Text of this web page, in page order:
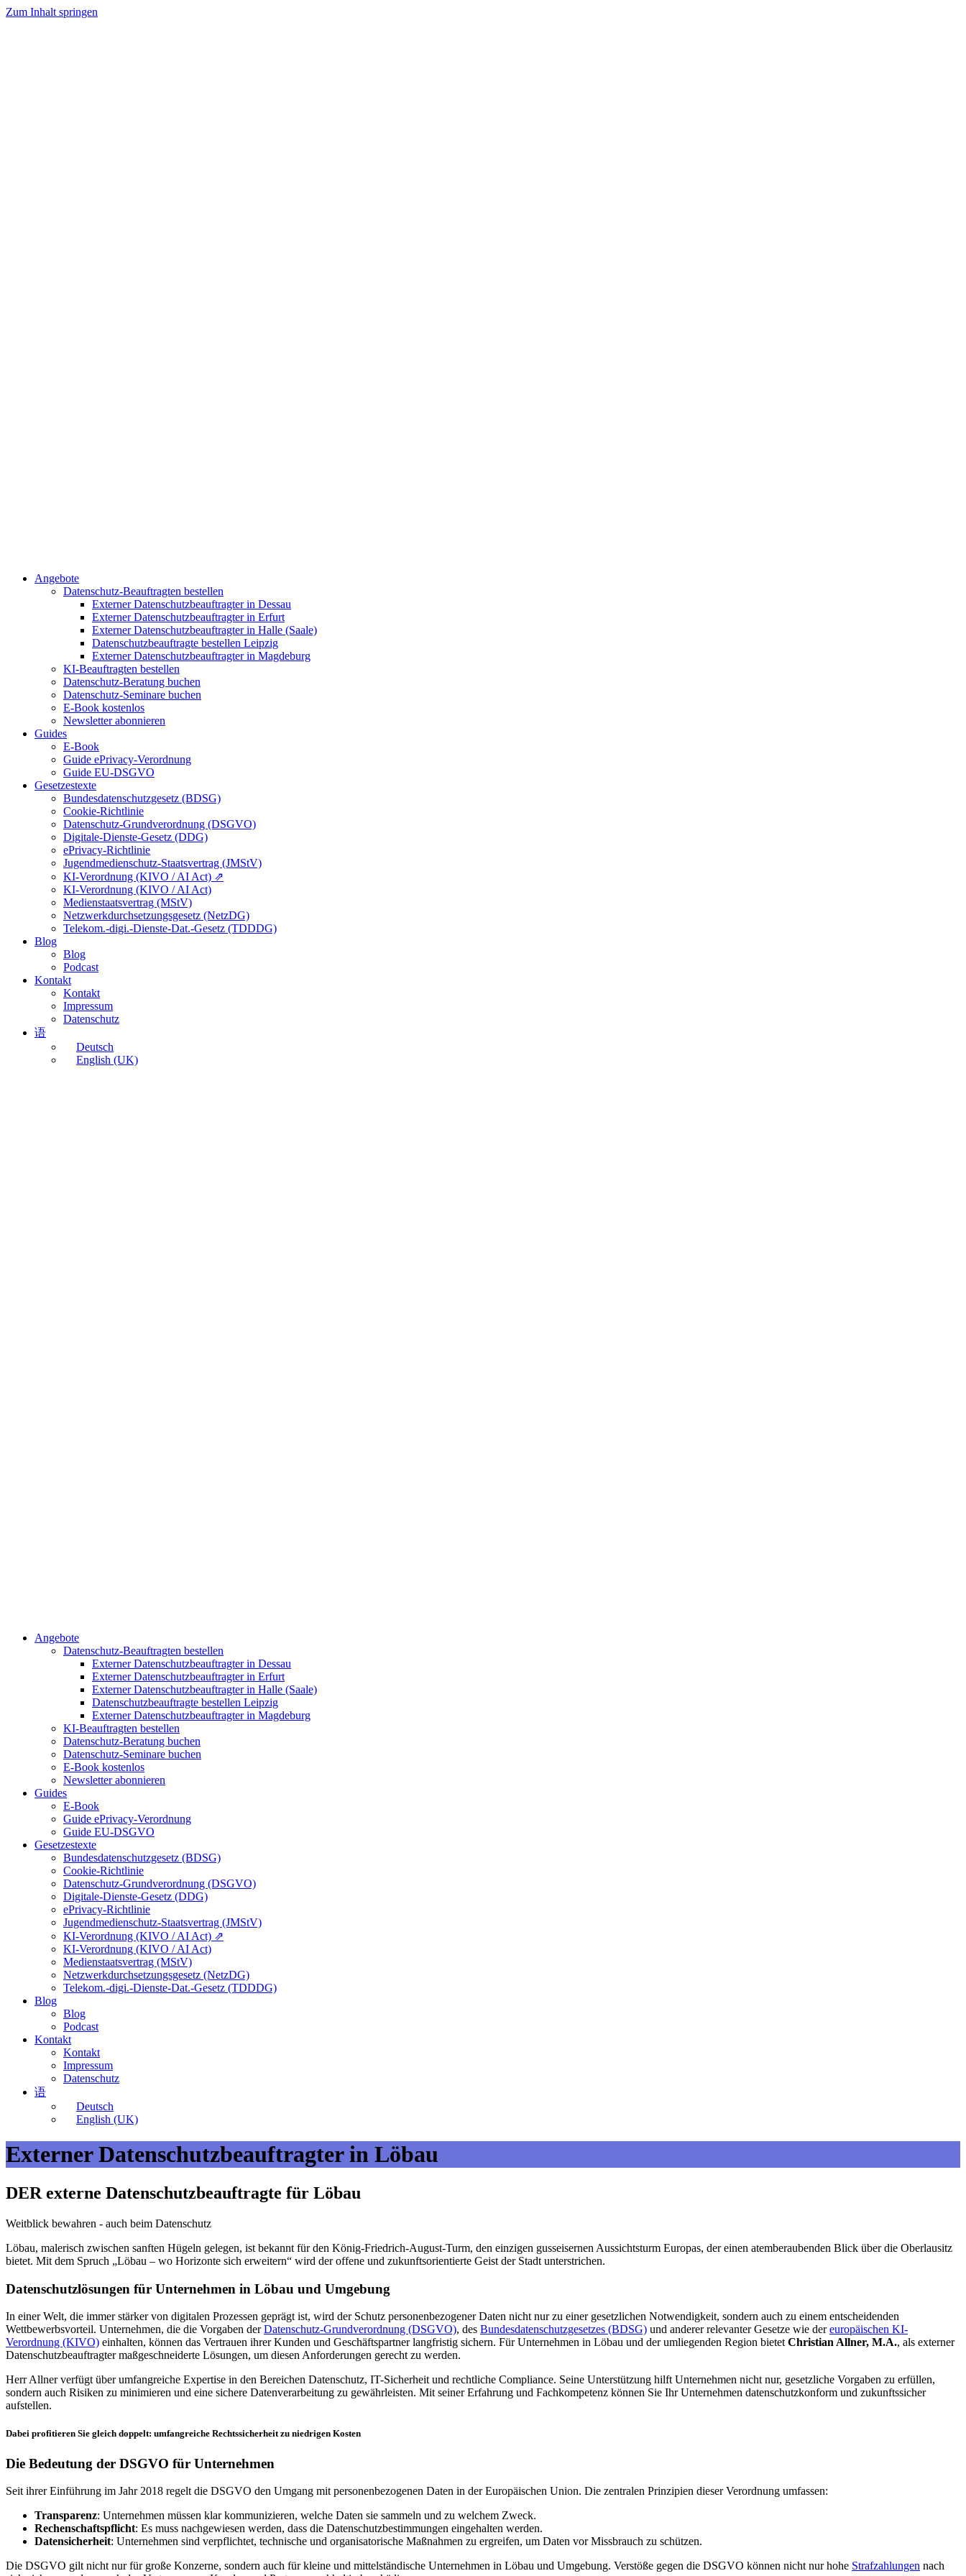
Zum Inhalt springen
Angebote
Datenschutz-Beauftragten bestellen
Externer Datenschutzbeauftragter in Dessau
Externer Datenschutzbeauftragter in Erfurt
Externer Datenschutzbeauftragter in Halle (Saale)
Datenschutzbeauftragte bestellen Leipzig
Externer Datenschutzbeauftragter in Magdeburg
KI-Beauftragten bestellen
Datenschutz-Beratung buchen
Datenschutz-Seminare buchen
E-Book kostenlos
Newsletter abonnieren
Guides
E-Book
Guide ePrivacy-Verordnung
Guide EU-DSGVO
Gesetzestexte
Bundesdatenschutzgesetz (BDSG)
Cookie-Richtlinie
Datenschutz-Grundverordnung (DSGVO)
Digitale-Dienste-Gesetz (DDG)
ePrivacy-Richtlinie
Jugendmedienschutz-Staatsvertrag (JMStV)
KI-Verordnung (KIVO / AI Act) ⇗
KI-Verordnung (KIVO / AI Act)
Medienstaatsvertrag (MStV)
Netzwerkdurchsetzungsgesetz (NetzDG)
Telekom.-digi.-Dienste-Dat.-Gesetz (TDDDG)
Blog
Blog
Podcast
Kontakt
Kontakt
Impressum
Datenschutz
语
Deutsch
English (UK)
Angebote
Datenschutz-Beauftragten bestellen
Externer Datenschutzbeauftragter in Dessau
Externer Datenschutzbeauftragter in Erfurt
Externer Datenschutzbeauftragter in Halle (Saale)
Datenschutzbeauftragte bestellen Leipzig
Externer Datenschutzbeauftragter in Magdeburg
KI-Beauftragten bestellen
Datenschutz-Beratung buchen
Datenschutz-Seminare buchen
E-Book kostenlos
Newsletter abonnieren
Guides
E-Book
Guide ePrivacy-Verordnung
Guide EU-DSGVO
Gesetzestexte
Bundesdatenschutzgesetz (BDSG)
Cookie-Richtlinie
Datenschutz-Grundverordnung (DSGVO)
Digitale-Dienste-Gesetz (DDG)
ePrivacy-Richtlinie
Jugendmedienschutz-Staatsvertrag (JMStV)
KI-Verordnung (KIVO / AI Act) ⇗
KI-Verordnung (KIVO / AI Act)
Medienstaatsvertrag (MStV)
Netzwerkdurchsetzungsgesetz (NetzDG)
Telekom.-digi.-Dienste-Dat.-Gesetz (TDDDG)
Blog
Blog
Podcast
Kontakt
Kontakt
Impressum
Datenschutz
语
Deutsch
English (UK)
Externer Datenschutzbeauftragter in Löbau
DER externe Datenschutzbeauftragte für Löbau
Weitblick bewahren - auch beim Datenschutz
Löbau, malerisch zwischen sanften Hügeln gelegen, ist bekannt für den König-Friedrich-August-Turm, den einzigen gusseisernen Aussichtsturm Europas, der einen atemberaubenden Blick über die Oberlausitz
bietet. Mit dem Spruch „Löbau – wo Horizonte sich erweitern“ wird der offene und zukunftsorientierte Geist der Stadt unterstrichen.
Datenschutzlösungen für Unternehmen in Löbau und Umgebung
In einer Welt, die immer stärker von digitalen Prozessen geprägt ist, wird der Schutz personenbezogener Daten nicht nur zu einer gesetzlichen Notwendigkeit, sondern auch zu einem entscheidenden
Wettbewerbsvorteil. Unternehmen, die die Vorgaben derDatenschutz-Grundverordnung (DSGVO), des Bundesdatenschutzgesetzes (BDSG) und anderer relevanter Gesetze wie dereuropäischen KI-
Verordnung (KIVO) einhalten, können das Vertrauen ihrer Kunden und Geschäftspartner langfristig sichern. Für Unternehmen in Löbau und der umliegenden Region bietet Christian Allner, M.A., als externer
Datenschutzbeauftragter maßgeschneiderte Lösungen, um diesen Anforderungen gerecht zu werden.
Herr Allner verfügt über umfangreiche Expertise in den Bereichen Datenschutz, IT-Sicherheit und rechtliche Compliance. Seine Unterstützung hilft Unternehmen nicht nur, gesetzliche Vorgaben zu erfüllen,
sondern auch Risiken zu minimieren und eine sichere Datenverarbeitung zu gewährleisten. Mit seiner Erfahrung und Fachkompetenz können Sie Ihr Unternehmen datenschutzkonform und zukunftssicher
aufstellen.
Dabei profitieren Sie gleich doppelt: umfangreiche Rechtssicherheit zu niedrigen Kosten
Die Bedeutung der DSGVO für Unternehmen
Seit ihrer Einführung im Jahr 2018 regelt die DSGVO den Umgang mit personenbezogenen Daten in der Europäischen Union. Die zentralen Prinzipien dieser Verordnung umfassen:
Transparenz: Unternehmen müssen klar kommunizieren, welche Daten sie sammeln und zu welchem Zweck.
Rechenschaftspflicht: Es muss nachgewiesen werden, dass die Datenschutzbestimmungen eingehalten werden.
Datensicherheit: Unternehmen sind verpflichtet, technische und organisatorische Maßnahmen zu ergreifen, um Daten vor Missbrauch zu schützen.
Die DSGVO gilt nicht nur für große Konzerne, sondern auch für kleine und mittelständische Unternehmen in Löbau und Umgebung. Verstöße gegen die DSGVO können nicht nur hohe Strafzahlungen nach